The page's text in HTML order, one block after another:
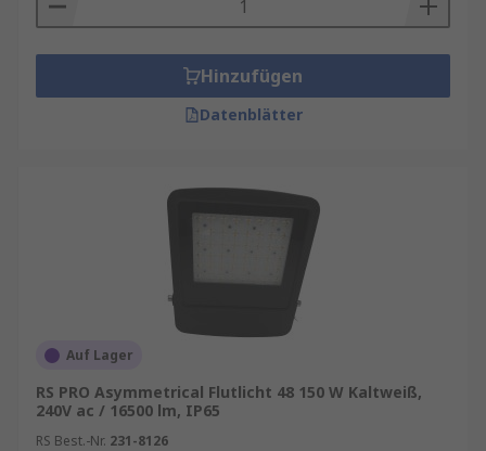
Hinzufügen
Datenblätter
Auf Lager
RS PRO Asymmetrical Flutlicht 48 150 W Kaltweiß,
240V ac / 16500 lm, IP65
RS Best.-Nr. 231-8126